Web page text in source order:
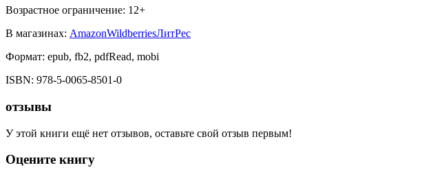
Возрастное ограничение: 12+
В магазинах: AmazonWildberriesЛитРес
Формат: epub, fb2, pdfRead, mobi
ISBN: 978-5-0065-8501-0
отзывы
У этой книги ещё нет отзывов, оставьте свой отзыв первым!
Оцените книгу